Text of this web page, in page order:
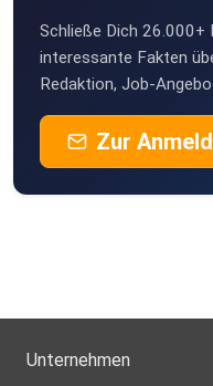
Schließe Dich 26.000+
interessante Fakten
Redaktion, Job-
Zur
Unternehmen